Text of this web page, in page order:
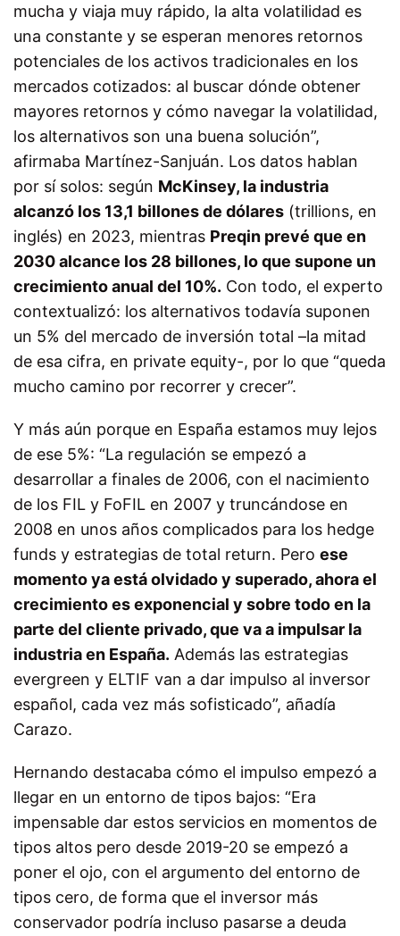
mucha y viaja muy rápido, la alta volatilidad es
una constante y se esperan menores retornos
potenciales de los activos tradicionales en los
mercados cotizados: al buscar dónde obtener
mayores retornos y cómo navegar la volatilidad,
los alternativos son una buena solución”,
afirmaba Martínez-Sanjuán. Los datos hablan
por sí solos: según McKinsey, la industria
alcanzó los 13,1 billones de dólares (trillions, en
inglés) en 2023, mientras Preqin prevé que en
2030 alcance los 28 billones, lo que supone un
crecimiento anual del 10%. Con todo, el experto
contextualizó: los alternativos todavía suponen
un 5% del mercado de inversión total –la mitad
de esa cifra, en private equity-, por lo que “queda
mucho camino por recorrer y crecer”.
Y más aún porque en España estamos muy lejos
de ese 5%: “La regulación se empezó a
desarrollar a finales de 2006, con el nacimiento
de los FIL y FoFIL en 2007 y truncándose en
2008 en unos años complicados para los hedge
funds y estrategias de total return. Pero ese
momento ya está olvidado y superado, ahora el
crecimiento es exponencial y sobre todo en la
parte del cliente privado, que va a impulsar la
industria en España. Además las estrategias
evergreen y ELTIF van a dar impulso al inversor
español, cada vez más sofisticado”, añadía
Carazo.
Hernando destacaba cómo el impulso empezó a
llegar en un entorno de tipos bajos: “Era
impensable dar estos servicios en momentos de
tipos altos pero desde 2019-20 se empezó a
poner el ojo, con el argumento del entorno de
tipos cero, de forma que el inversor más
conservador podría incluso pasarse a deuda